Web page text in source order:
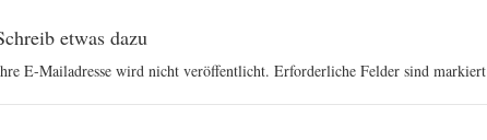
etwas dazu
E-Mailadresse wird nicht veröffentlicht. Erforderliche Felder sind markiert